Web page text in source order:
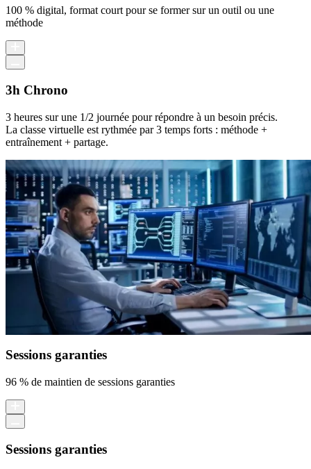
100 % digital, format court pour se former sur un outil ou une
méthode
3h Chrono
3 heures sur une 1/2 journée pour répondre à un besoin précis.
La classe virtuelle est rythmée par 3 temps forts : méthode +
entraînement + partage.
Sessions garanties
96 % de maintien de sessions garanties
Sessions garanties